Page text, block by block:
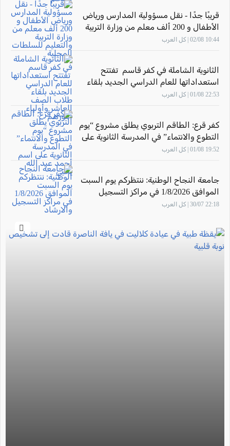
قريبًا جدًا - نقل مسؤولية المدارس ورياض
الأطفال و 200 ألف معلم من وزارة التربية
والتعليم للسلطات المحلية
10:44 02/08 | كل العرب
الثانوية الشاملة في كفر قاسم تفتتح
استعداداتها للعام الدراسي الجديد بلقاء
طلاب الصف العاشر وأولياء أمورهم
22:53 01/08 | كل العرب
كفر قرع: الطاقم التربوي يطلق مشروع “يوم
التطوع والانتماء” في المدرسة الثانوية على
اسم أحمد عبد الله يحيى
19:52 01/08 | كل العرب
جامعة النجاح الوطنية: ننتظركم يوم السبت
الموافق 1/8/2026 في مراكز التسجيل
والارشاد
22:18 30/07 | كل العرب